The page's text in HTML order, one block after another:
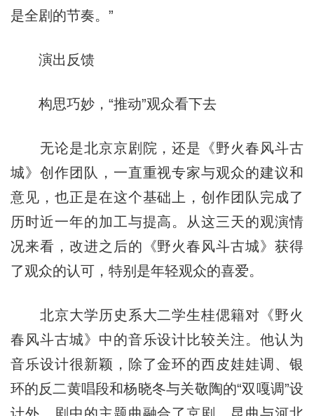
是全剧的节奏。”
演出反馈
构思巧妙，“推动”观众看下去
无论是北京京剧院，还是《野火春风斗古
城》创作团队，一直重视专家与观众的建议和
意见，也正是在这个基础上，创作团队完成了
历时近一年的加工与提高。从这三天的观演情
况来看，改进之后的《野火春风斗古城》获得
了观众的认可，特别是年轻观众的喜爱。
北京大学历史系大二学生桂偲籍对《野火
春风斗古城》中的音乐设计比较关注。他认为
音乐设计很新颖，除了金环的西皮娃娃调、银
环的反二黄唱段和杨晓冬与关敬陶的“双嘎调”设